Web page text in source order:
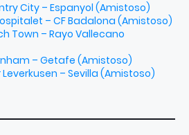
City – Espanyol (Amistoso)
– CF Badalona (Amistoso)
Town – Rayo Vallecano
– Getafe (Amistoso)
– Sevilla (Amistoso)